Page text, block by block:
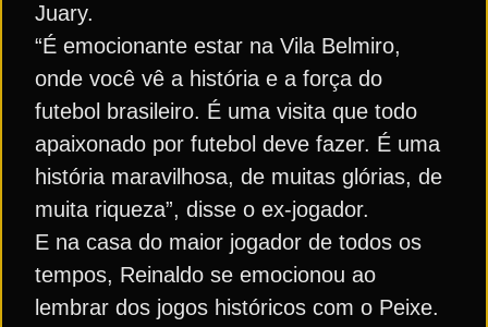
Juary.
“É emocionante estar na Vila Belmiro,
onde você vê a história e a força do
futebol brasileiro. É uma visita que todo
apaixonado por futebol deve fazer. É uma
história maravilhosa, de muitas glórias, de
muita riqueza”, disse o ex-jogador.
E na casa do maior jogador de todos os
tempos, Reinaldo se emocionou ao
lembrar dos jogos históricos com o Peixe.